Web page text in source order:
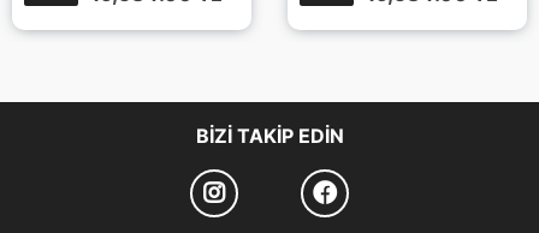
BIZI TAKIP EDIN